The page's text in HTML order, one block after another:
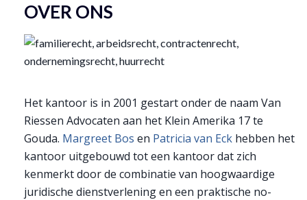
OVER ONS
Het kantoor is in 2001 gestart onder de naam Van
Riessen Advocaten aan het Klein Amerika 17 te
Gouda. Margreet Bos en Patricia van Eck hebben het
kantoor uitgebouwd tot een kantoor dat zich
kenmerkt door de combinatie van hoogwaardige
juridische dienstverlening en een praktische no-